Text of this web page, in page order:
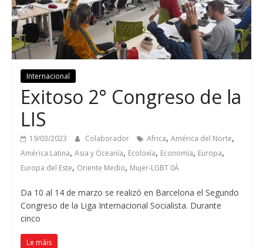
Internacional
Exitoso 2° Congreso de la
LIS
19/03/2023 Colaborador Africa, América del Norte,
América Latina, Asia y Oceanía, Ecoloxía, Economía, Europa,
Europa del Este, Oriente Medio, Mujer-LGBT 0Á
Da 10 al 14 de marzo se realizó en Barcelona el Segundo
Congreso de la Liga Internacional Socialista. Durante
cinco
Le máis